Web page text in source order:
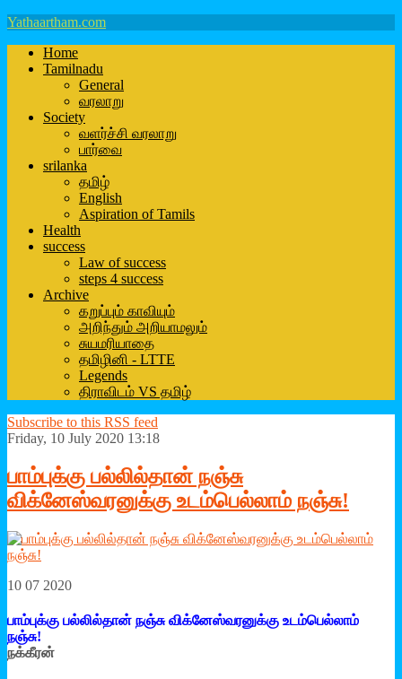
Yathaartham.com
Home
Tamilnadu
General
வரலாறு
Society
வளர்ச்சி வரலாறு
பார்வை
srilanka
தமிழ்
English
Aspiration of Tamils
Health
success
Law of success
steps 4 success
Archive
கறுப்பும் காவியும்
அறிந்தும் அறியாமலும்
சுயமரியாதை
தமிழினி - LTTE
Legends
திராவிடம் VS தமிழ்
Subscribe to this RSS feed
Friday, 10 July 2020 13:18
பாம்புக்கு பல்லில்தான் நஞ்சு
விக்னேஸ்வரனுக்கு உடம்பெல்லாம் நஞ்சு!
10 07 2020
பாம்புக்கு பல்லில்தான் நஞ்சு விக்னேஸ்வரனுக்கு உடம்பெல்லாம்
நஞ்சு!
நக்கீரன்